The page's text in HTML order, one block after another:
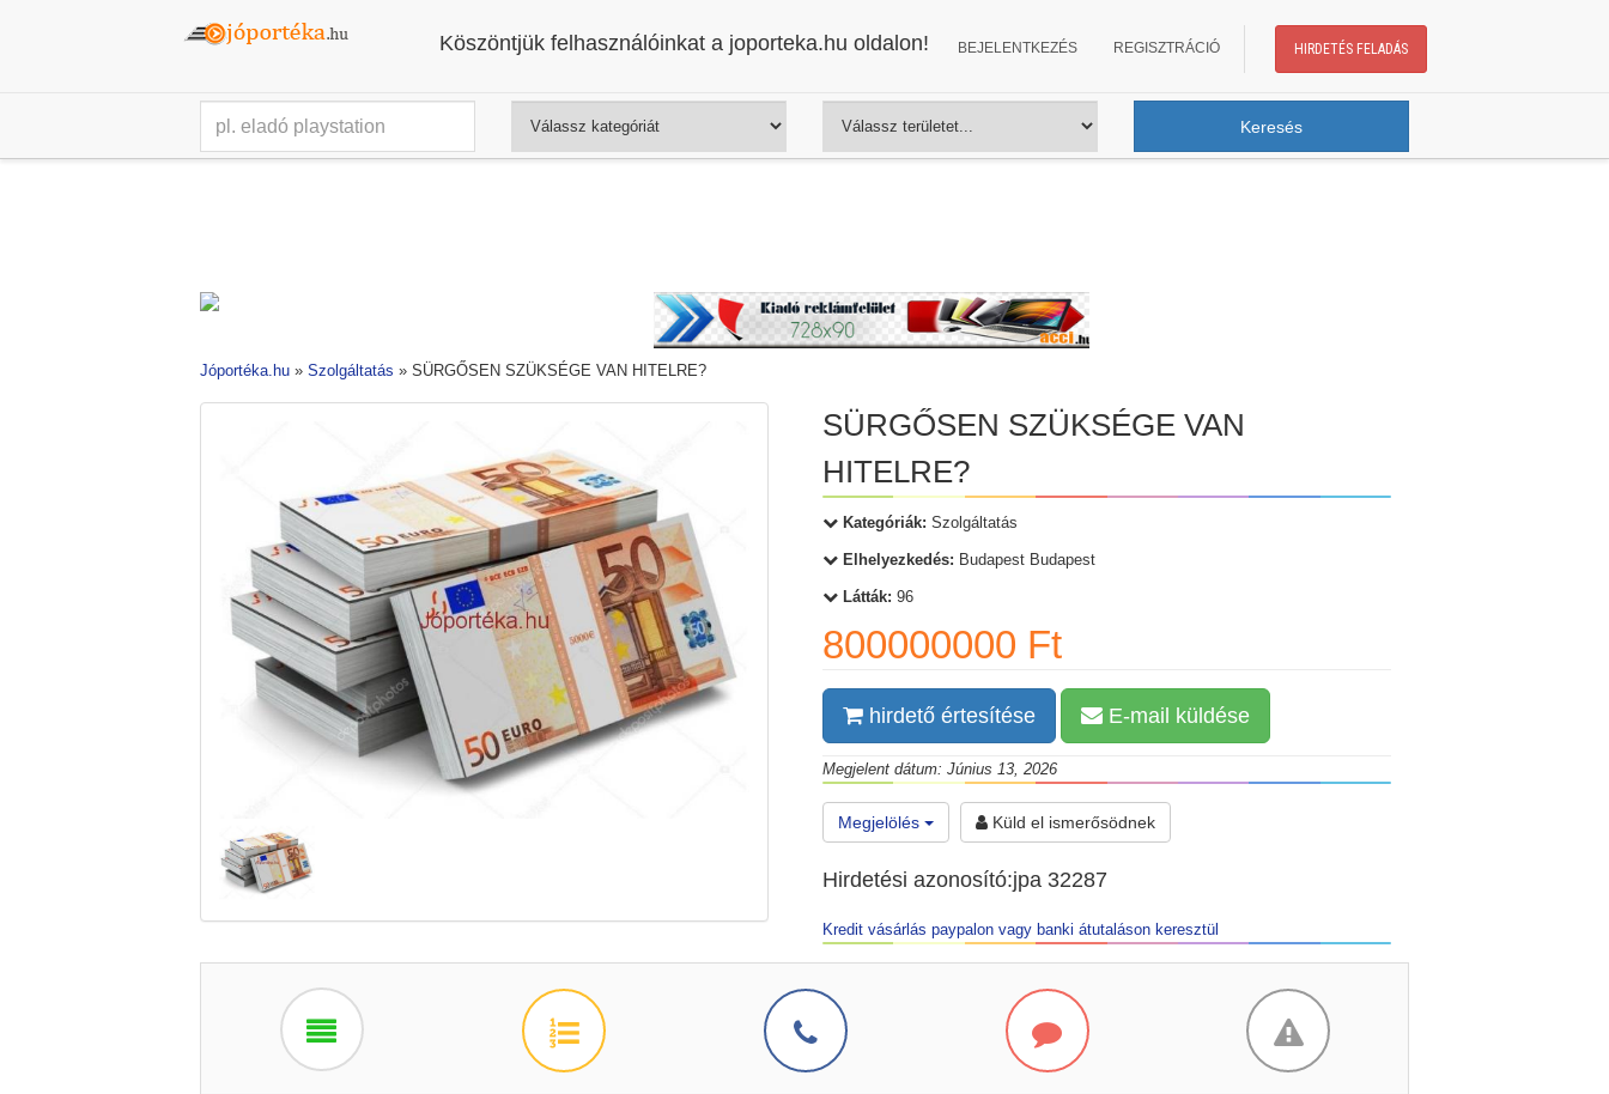
Köszöntjük felhasználóinkat a joporteka.hu oldalon! BEJELENTKEZÉS REGISZTRÁCIÓ HIRDETÉS FELADÁS
Jóportéka.hu » Szolgáltatás » SÜRGŐSEN SZÜKSÉGE VAN HITELRE?
SÜRGŐSEN SZÜKSÉGE VAN
HITELRE?
Kategóriák: Szolgáltatás
Elhelyezkedés: Budapest Budapest
Látták: 96
800000000 Ft
hirdető értesítése E-mail küldése
Megjelent dátum: Június 13, 2026
Megjelölés Küld el ismerősödnek
Hirdetési azonosító:jpa 32287
Kredit vásárlás paypalon vagy banki átutaláson keresztül